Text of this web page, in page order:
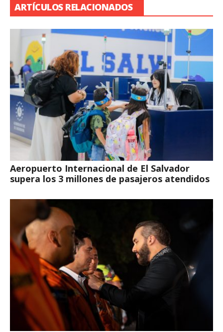
ARTÍCULOS RELACIONADOS
Aeropuerto Internacional de El Salvador
supera los 3 millones de pasajeros atendidos